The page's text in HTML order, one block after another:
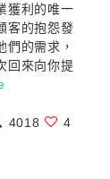
獲利的唯一
客的抱怨發
們的需求，
回來向你提
4018 4